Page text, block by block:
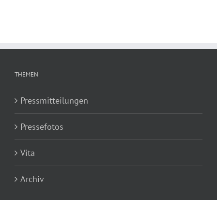
THEMEN
Pressmitteilungen
Pressefotos
Vita
Archiv